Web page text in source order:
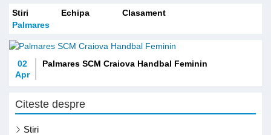
Stiri Echipa
Clasament
Palmares
02
Apr
Palmares SCM Craiova Handbal Feminin
Citeste despre
Stiri